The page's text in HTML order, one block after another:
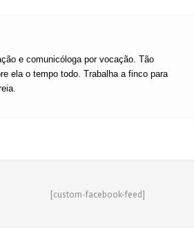
e comunicóloga por vocação. Tão
ela o tempo todo. Trabalha a finco para
[custom-facebook-feed]